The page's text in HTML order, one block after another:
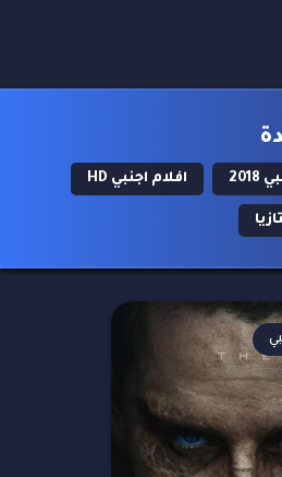
افلام اجنبي HD